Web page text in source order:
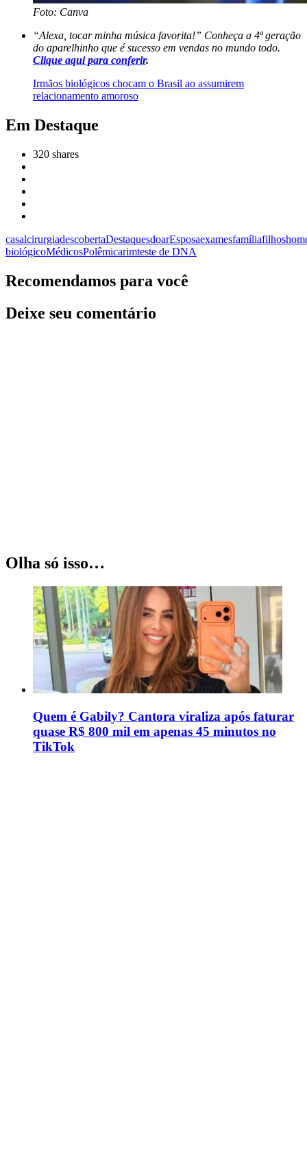
Foto: Canva
“Alexa, tocar minha música favorita!” Conheça a 4ª geração
do aparelhinho que é sucesso em vendas no mundo todo.
Clique aqui para conferir.
Irmãos biológicos chocam o Brasil ao assumirem
relacionamento amoroso
Em Destaque
320 shares
casalcirurgiadescobertaDestaquesdoarEsposaexamesfamíliafilhos
biológicoMédicosPolêmicarimteste de DNA
Recomendamos para você
Deixe seu comentário
Olha só isso…
Quem é Gabily? Cantora viraliza após faturar
quase R$ 800 mil em apenas 45 minutos no
TikTok